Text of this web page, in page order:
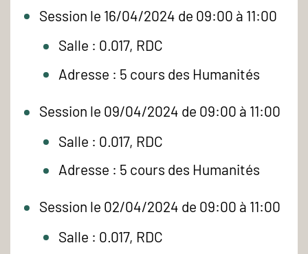
Session le 16/04/2024 de 09:00 à 11:00
Salle : 0.017, RDC
Adresse : 5 cours des Humanités
Session le 09/04/2024 de 09:00 à 11:00
Salle : 0.017, RDC
Adresse : 5 cours des Humanités
Session le 02/04/2024 de 09:00 à 11:00
Salle : 0.017, RDC